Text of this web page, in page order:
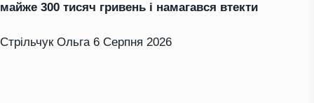
майже 300 тисяч гривень і намагався втекти
Стрільчук Ольга 6 Серпня 2026